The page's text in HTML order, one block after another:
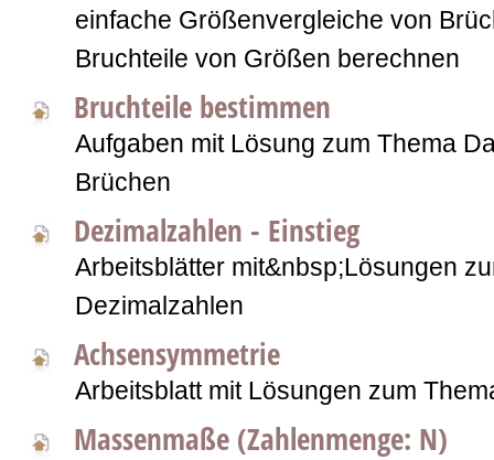
einfache Größenvergleiche von
Bruchteile von Größen berechnen
Bruchteile bestimmen
Aufgaben mit Lösung zum Thema
Brüchen
Dezimalzahlen - Einstieg
Arbeitsblätter mit&nbsp;Lösungen
Dezimalzahlen
Achsensymmetrie
Arbeitsblatt mit Lösungen zum
Massenmaße (Zahlenmenge: N)